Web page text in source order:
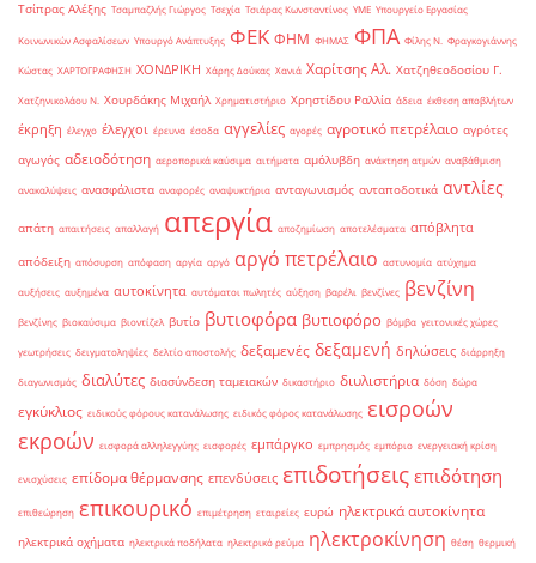
Τσίπρας Αλέξης Τσαμπαζλής Γιώργος Τσεχία Τσιάρας Κωνσταντίνος ΥΜΕ Υπουργείο Εργασίας
Κοινωνικών Ασφαλίσεων Υπουργό Ανάπτυξης ΦΕΚ ΦΗΜ ΦΗΜΑΣ ΦΠΑ Φίλης Ν. Φραγκογιάννης
Κώστας ΧΑΡΤΟΓΡΑΦΗΣΗ ΧΟΝΔΡΙΚΗ Χάρης Δούκας Χανιά Χαρίτσης Αλ. Χατζηθεοδοσίου Γ.
Χατζηνικολάου Ν. Χουρδάκης Μιχαήλ Χρηματιστήριο Χρηστίδου Ραλλία άδεια έκθεση αποβλήτων
έκρηξη έλεγχο έλεγχοι έρευνα έσοδα αγγελίες αγορές αγροτικό πετρέλαιο αγρότες
αγωγός αδειοδότηση αεροπορικά καύσιμα αιτήματα αμόλυβδη ανάκτηση ατμών αναβάθμιση
ανακαλύψεις ανασφάλιστα αναφορές αναψυκτήρια ανταγωνισμός ανταποδοτικά αντλίες
απάτη απαιτήσεις απαλλαγή απεργία αποζημίωση αποτελέσματα απόβλητα
απόδειξη απόσυρση απόφαση αργία αργό αργό πετρέλαιο αστυνομία ατύχημα
αυξήσεις αυξημένα αυτοκίνητα αυτόματοι πωλητές αύξηση βαρέλι βενζίνες βενζίνη
βενζίνης βιοκαύσιμα βιοντίζελ βυτίο βυτιοφόρα βυτιοφόρο βόμβα γειτονικές χώρες
γεωτρήσεις δειγματοληψίες δελτίο αποστολής δεξαμενές δεξαμενή δηλώσεις διάρρηξη
διαγωνισμός διαλύτες διασύνδεση ταμειακών δικαστήριο διυλιστήρια δόση δώρα
εγκύκλιος ειδικούς φόρους κατανάλωσης ειδικός φόρος κατανάλωσης εισροών
εκροών εισφορά αλληλεγγύης εισφορές εμπάργκο εμπρησμός εμπόριο ενεργειακή κρίση
ενισχύσεις επίδομα θέρμανσης επενδύσεις επιδοτήσεις επιδότηση
επιθεώρηση επικουρικό επιμέτρηση εταιρείες ευρώ ηλεκτρικά αυτοκίνητα
ηλεκτρικά οχήματα ηλεκτρικά ποδήλατα ηλεκτρικό ρεύμα ηλεκτροκίνηση θέση θερμική